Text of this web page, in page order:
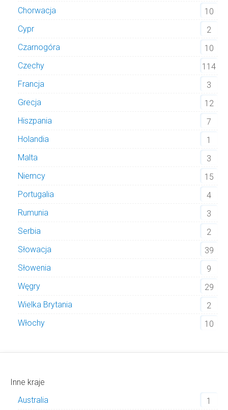
Chorwacja
10
Cypr
2
Czarnogóra
10
Czechy
114
Francja
3
Grecja
12
Hiszpania
7
Holandia
1
Malta
3
Niemcy
15
Portugalia
4
Rumunia
3
Serbia
2
Słowacja
39
Słowenia
9
Węgry
29
Wielka Brytania
2
Włochy
10
Inne kraje
Australia
1